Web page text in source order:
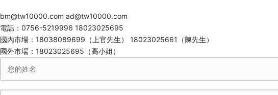
bm@tw10000.com ad@tw10000.com
電話：0756-5219996 18023025695
國內市場：18038089699（上官先生） 18023025661（陳先生）
國外市場：18023025695（高小姐）